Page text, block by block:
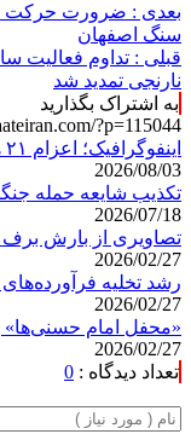
بعدی : ضرورت حرکت
سنگ اصفهان
قبلی : تداوم فعالیت
نارنجی تمدید شد
به اشتراک بگذارید
?p=115044
اینفوگرافیک؛ اعزام ۲۱ هزار زائر اربعین از آذربایجان‌شرقی
2026/08/03
تکذیب شایعه حمله
2026/07/18
تصاویری از بارش برف
2026/02/27
رشد تخلیه فرآورده‌های
2026/02/27
«محفل امام حسنی‌ها»
2026/02/27
تعداد دیدگاه : 0